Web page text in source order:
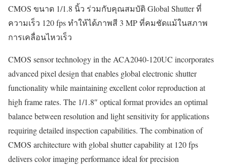
CMOS ขนาด 1/1.8 นิ้ว ร่วมกับคุณสมบัติ Global Shutter ที่
ความเร็ว 120 fps ทำให้ได้ภาพสี 3 MP ที่คมชัดแม้ในสภาพ
การเคลื่อนไหวเร็ว
CMOS sensor technology in the ACA2040-120UC incorporates
advanced pixel design that enables global electronic shutter
functionality while maintaining excellent color reproduction at
high frame rates. The 1/1.8″ optical format provides an optimal
balance between resolution and light sensitivity for applications
requiring detailed inspection capabilities. The combination of
CMOS architecture with global shutter capability at 120 fps
delivers color imaging performance ideal for precision